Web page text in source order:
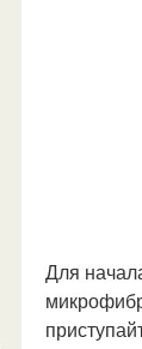
Для